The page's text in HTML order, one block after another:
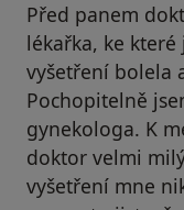
Před panem
lékařka, ke které
vyšetření bolela
Pochopitelně
gynekologa. K
doktor velmi
vyšetření mne